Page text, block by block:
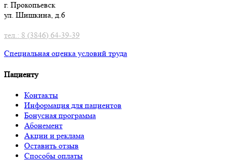
г. Прокопьевск
ул. Шишкина, д.6
тел.: 8 (3846) 64-39-39
Специальная оценка условий труда
Пациенту
Контакты
Информация для пациентов
Бонусная программа
Абонемент
Акции и реклама
Оставить отзыв
Способы оплаты